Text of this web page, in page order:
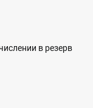
в резерв